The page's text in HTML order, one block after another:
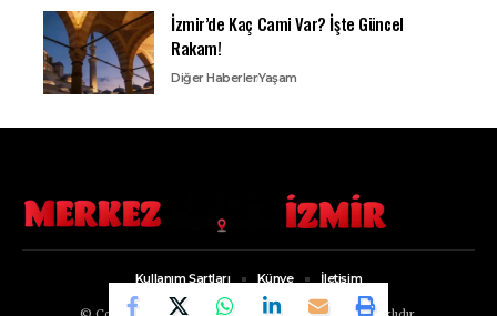
İzmir’de Kaç Cami Var? İşte Güncel
Rakam!
Diğer HaberlerYaşam
Kullanım Şartları Künye İletişim